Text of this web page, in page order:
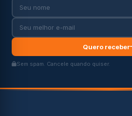
Quero receber
Sem spam. Cancele quando quiser.